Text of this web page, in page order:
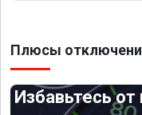
Плюсы
Избавьтесь